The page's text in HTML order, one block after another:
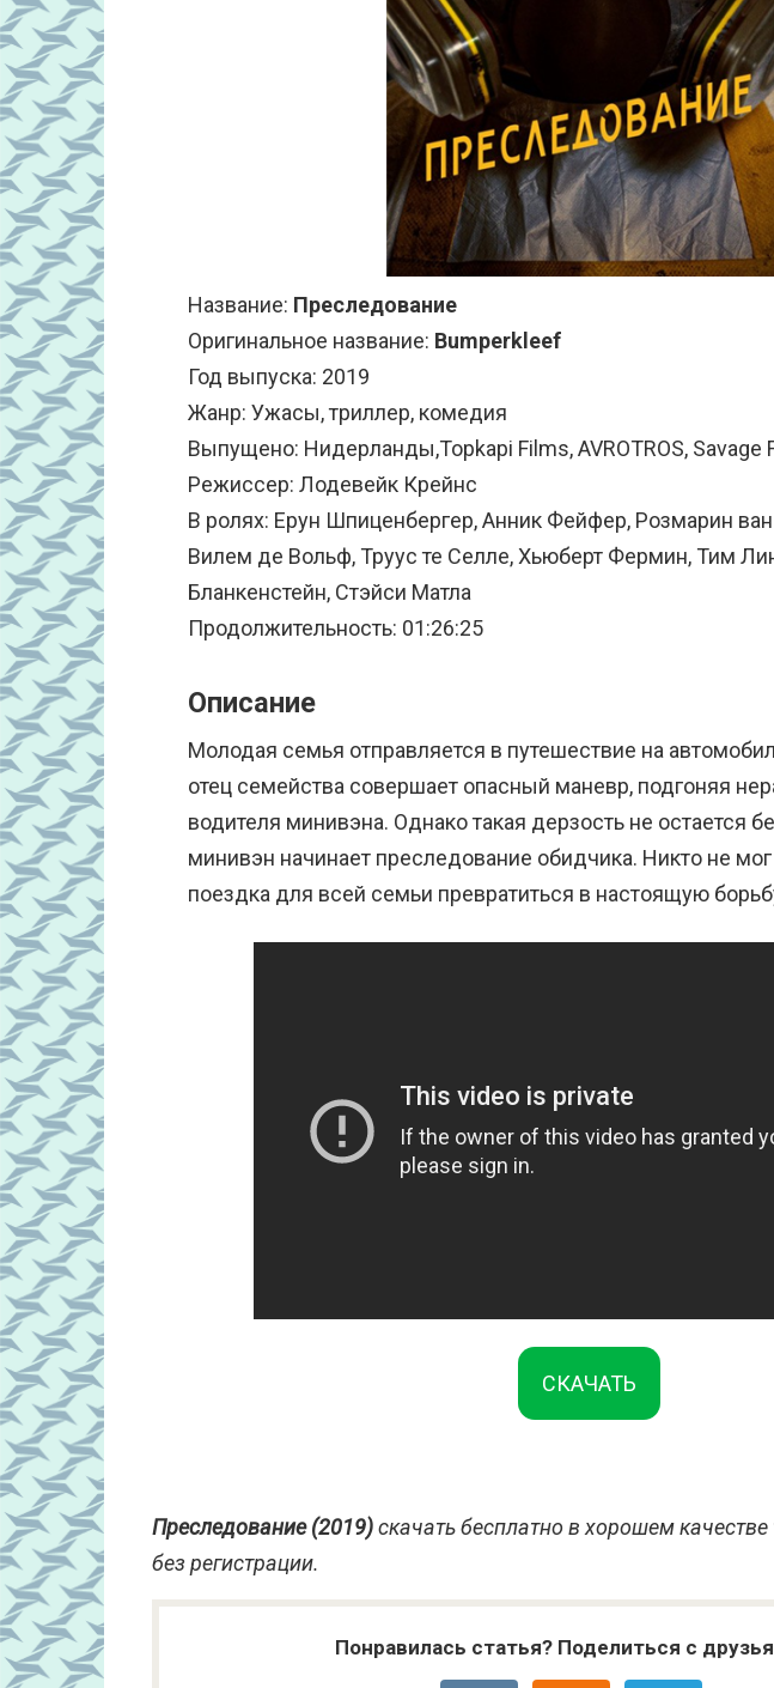
Название: Преследование
Оригинальное название: Bumperkleef
Год выпуска: 2019
Жанр: Ужасы, триллер, комедия
Выпущено: Нидерланды,Topkapi Films, AVROTROS, Savage
Режиссер: Лодевейк Крейнс
В ролях: Ерун Шпиценбергер, Анник Фейфер, Розмарин
Вилем де Вольф, Труус те Селле, Хьюберт Фермин, Тим
Бланкенстейн, Стэйси Матла
Продолжительность: 01:26:25
Описание
Молодая семья отправляется в путешествие на
отец семейства совершает опасный маневр, подгоняя
водителя минивэна. Однако такая дерзость не остается
минивэн начинает преследование обидчика. Никто не мог
поездка для всей семьи превратиться в настоящую
СКАЧАТЬ
Преследование (2019)скачать бесплатно в хорошем
без регистрации.
Понравилась статья? Поделиться с